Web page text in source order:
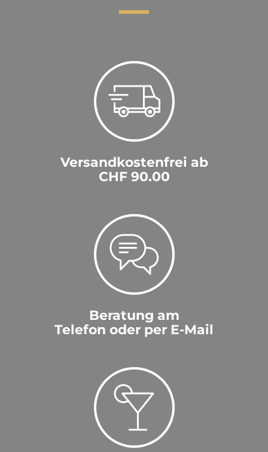
Versandkostenfrei ab
CHF 90.00
Beratung am
Telefon oder per E-Mail